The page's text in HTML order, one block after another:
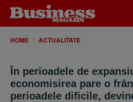
HOME ACTUALITATE
În perioadele de
economisirea pare o
perioadele dificile,